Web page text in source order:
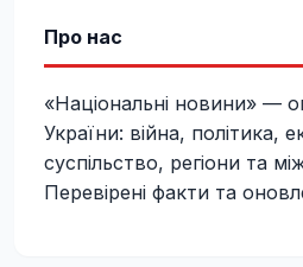
Про нас
«Національні новини» —
України: війна, політика,
суспільство, регіони та
Перевірені факти та